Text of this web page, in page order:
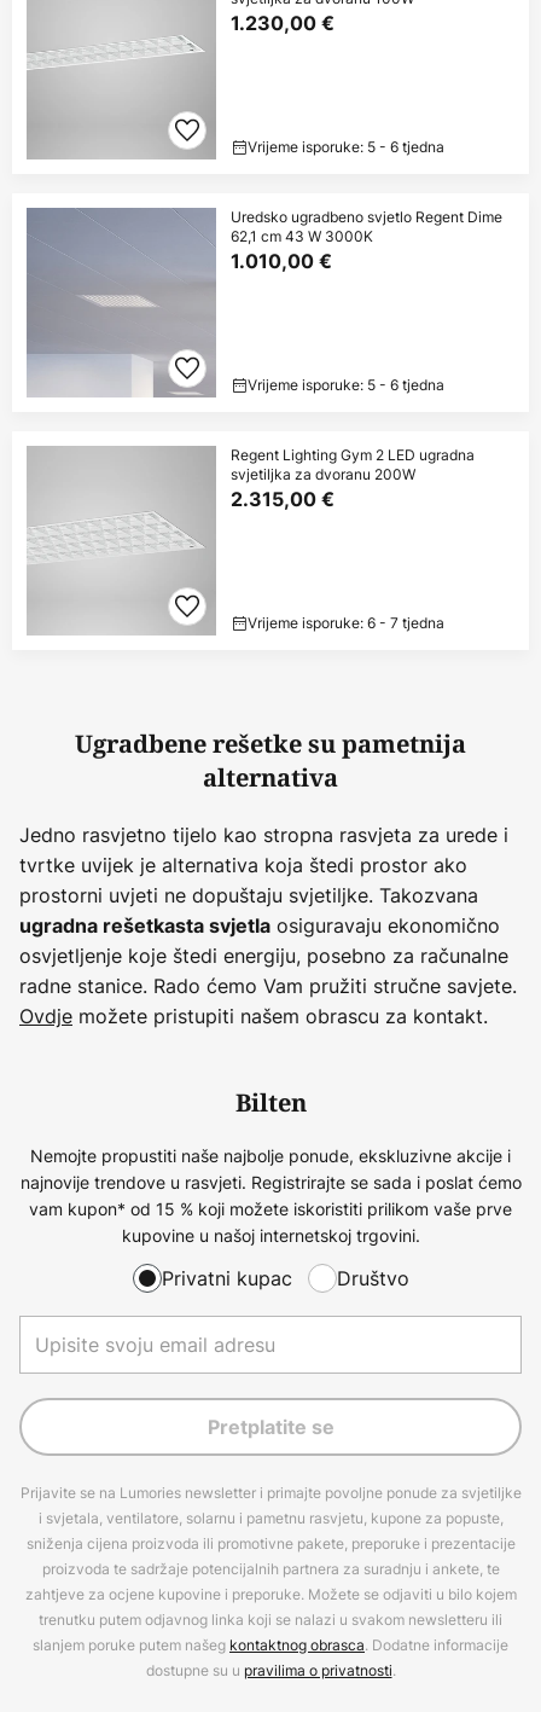
1.230,00 €
Vrijeme isporuke: 5 - 6 tjedna
Uredsko ugradbeno svjetlo Regent Dime
62,1 cm 43 W 3000K
1.010,00 €
Vrijeme isporuke: 5 - 6 tjedna
Regent Lighting Gym 2 LED ugradna
svjetiljka za dvoranu 200W
2.315,00 €
Vrijeme isporuke: 6 - 7 tjedna
Ugradbene rešetke su pametnija
alternativa
Jedno rasvjetno tijelo kao stropna rasvjeta za urede i
tvrtke uvijek je alternativa koja štedi prostor ako
prostorni uvjeti ne dopuštaju svjetiljke. Takozvana
ugradna rešetkasta svjetla osiguravaju ekonomično
osvjetljenje koje štedi energiju, posebno za računalne
radne stanice. Rado ćemo Vam pružiti stručne savjete.
Ovdje možete pristupiti našem obrascu za kontakt.
Bilten
Nemojte propustiti naše najbolje ponude, ekskluzivne akcije i
najnovije trendove u rasvjeti. Registrirajte se sada i poslat ćemo
vam kupon* od 15 % koji možete iskoristiti prilikom vaše prve
kupovine u našoj internetskoj trgovini.
Privatni kupac Društvo
Pretplatite se
Prijavite se na Lumories newsletter i primajte povoljne ponude za svjetiljke
i svjetala, ventilatore, solarnu i pametnu rasvjetu, kupone za popuste,
sniženja cijena proizvoda ili promotivne pakete, preporuke i prezentacije
proizvoda te sadržaje potencijalnih partnera za suradnju i ankete, te
zahtjeve za ocjene kupovine i preporuke. Možete se odjaviti u bilo kojem
trenutku putem odjavnog linka koji se nalazi u svakom newsletteru ili
slanjem poruke putem našeg kontaktnog obrasca. Dodatne informacije
dostupne su u pravilima o privatnosti.